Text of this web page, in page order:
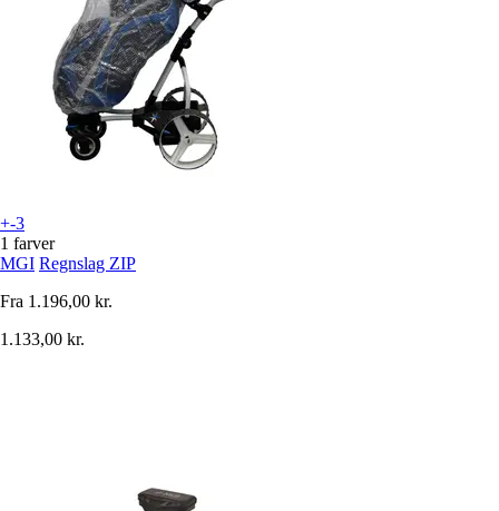
+-3
1 farver
MGI Regnslag ZIP
Fra 1.196,00 kr.
1.133,00 kr.